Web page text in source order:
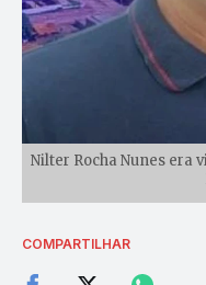
Nilter Rocha Nunes era
COMPARTILHAR